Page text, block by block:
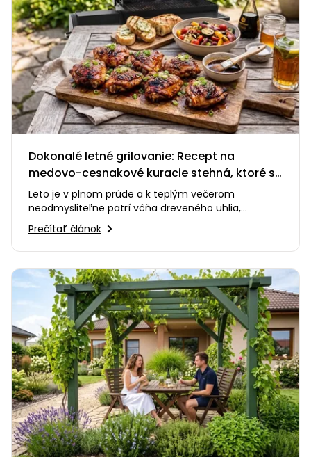
Dokonalé letné grilovanie: Recept na
medovo-cesnakové kuracie stehná, ktoré si
zamilujete
Leto je v plnom prúde a k teplým večerom
neodmysliteľne patrí vôňa dreveného uhlia,
praskanie ohňa a smiech s priateľmi…
Prečítať článok